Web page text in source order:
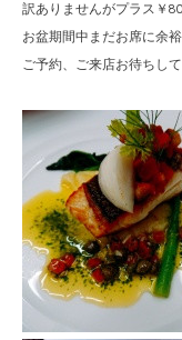
訳ありませんがプラス￥
お盆期間中まだお席に余裕
ご予約、ご来店お待ちして